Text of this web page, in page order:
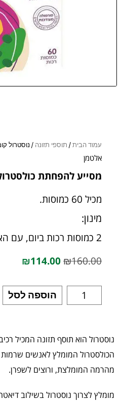
עמוד הבית/ תוספי תזונה / נוסטרול
אלטמן
מסייע להפחתת
מכיל 60 כמוסות.
מינון:
2 כמוסות רכות ביום, עם הארוחה
₪160.00
₪114.00
הוספה לסל
נוסטרול הוא תוסף תזונה המכיל
הכולסטרול המומלץ לאנשים
מהרמה המומלצת, ורוצים לשפרן.
מומלץ לצרוך נוסטרול בשילוב